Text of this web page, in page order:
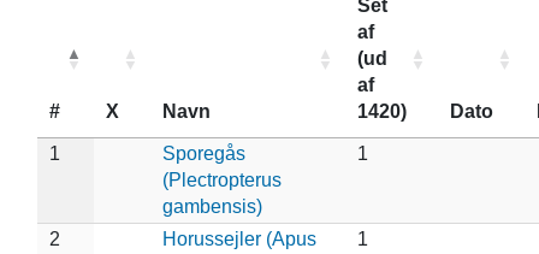
# X Navn
Set
af
(ud
af
1420)
Dato
1
Sporegås
(Plectropterus
gambensis)
1
2
Horussejler (Apus
1